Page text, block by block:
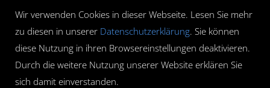
Wir verwenden Cookies in dieser Webseite. Lesen Sie mehr
zu diesen in unserer Datenschutzerklärung. Sie können
diese Nutzung in ihren Browsereinstellungen deaktivieren.
Durch die weitere Nutzung unserer Website erklären Sie
sich damit einverstanden.